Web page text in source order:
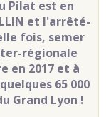
Pilat est en
et l'arrêté-
fois, semer
régionale
en 2017 et à
65 000
Grand Lyon !